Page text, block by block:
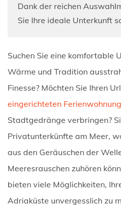
Dank der reichen
Sie Ihre ideale Unterkunft
Suchen Sie eine komfortable
Wärme und Tradition
Finesse? Möchten Sie Ihren
eingerichteten
Stadtgedränge verbringen?
Privatunterkünfte am Meer,
aus den Geräuschen der
Meeresrauschen zuhören
bieten viele Möglichkeiten,
Adriaküste unvergesslich zu